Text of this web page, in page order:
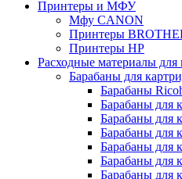
Принтеры и МФУ
Мфу CANON
Принтеры
Принтеры HP
Расходные материалы для
Барабаны для
Барабаны
Барабаны для
Барабаны для
Барабаны для
Барабаны для
Барабаны для
Барабаны для